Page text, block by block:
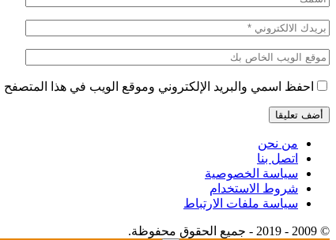
احفظ اسمي والبريد الإلكتروني وموقع الويب في هذا المتصفح
من نحن
اتصل بنا
سياسة الخصوصية
شروط الاستخدام
سياسة ملفات الارتباط
© 2009 - 2019 - جميع الحقوق محفوظة.